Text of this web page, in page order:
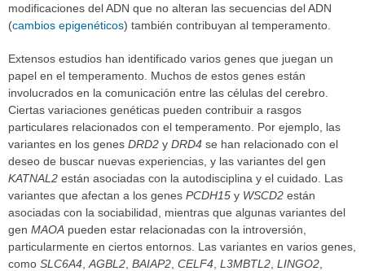
modificaciones del ADN que no alteran las secuencias del ADN
(cambios epigenéticos) también contribuyan al temperamento.
Extensos estudios han identificado varios genes que juegan un
papel en el temperamento. Muchos de estos genes están
involucrados en la comunicación entre las células del cerebro.
Ciertas variaciones genéticas pueden contribuir a rasgos
particulares relacionados con el temperamento. Por ejemplo, las
variantes en los genes DRD2 y DRD4 se han relacionado con el
deseo de buscar nuevas experiencias, y las variantes del gen
KATNAL2 están asociadas con la autodisciplina y el cuidado. Las
variantes que afectan a los genes PCDH15 y WSCD2 están
asociadas con la sociabilidad, mientras que algunas variantes del
gen MAOA pueden estar relacionadas con la introversión,
particularmente en ciertos entornos. Las variantes en varios genes,
como SLC6A4 AGBL2 BAIAP2 CELF4 L3MBTL2 LINGO2